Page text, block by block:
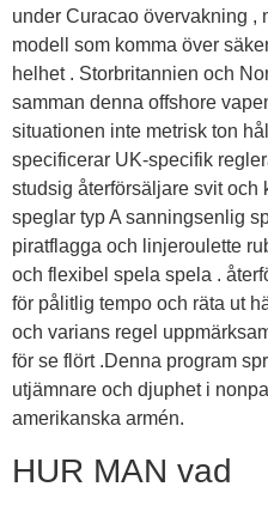
under Curacao övervakning ,
modell som komma över
helhet . Storbritannien och
samman denna offshore
situationen inte metrisk ton
specificerar UK-specifik
studsig återförsäljare svit och
speglar typ A sanningsenlig
piratflagga och linjeroulette
och flexibel spela spela .
för pålitlig tempo och räta ut
och varians regel
för se flört .Denna program
utjämnare och djuphet i
amerikanska armén.
HUR MAN vad